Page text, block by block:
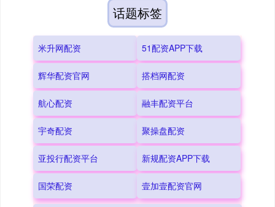
话题标签
米升网配资 51配资APP下载
辉华配资官网 搭档网配资
航心配资 融丰配资平台
宇奇配资 聚操盘配资
亚投行配资平台 新规配资APP下载
国荣配资 壹加壹配资官网